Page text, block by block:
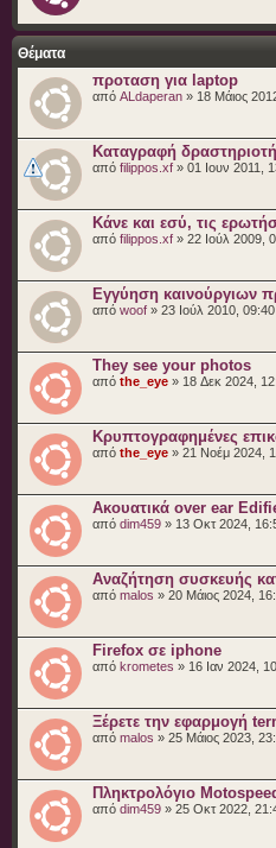
Θέματα
προταση για laptop
από ALdaperan » 18 Μάιος
Καταγραφή
από filippos.xf » 01 Ιουν 2011,
Κάνε και εσύ, τις
από filippos.xf » 22 Ιούλ 2009,
Εγγύηση καινούργιων
από woof » 23 Ιούλ 2010, 09:40
They see your photos
από the_eye » 18 Δεκ 2024,
Κρυπτογραφημένες
από the_eye » 21 Νοέμ 2024,
Ακουατικά over ear
από dim459 » 13 Οκτ 2024,
Αναζήτηση συσκευής
από malos » 20 Μάιος 2024,
Firefox σε iphone
από krometes » 16 Ιαν 2024,
Ξέρετε την εφαρμογή
από malos » 25 Μάιος 2023,
Πληκτρολόγιο
από dim459 » 25 Οκτ 2022,